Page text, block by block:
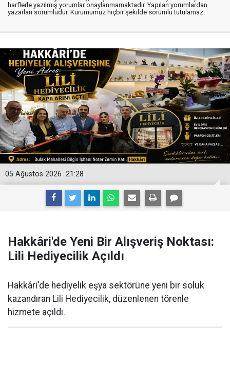
harflerle yazılmış yorumlar onaylanmamaktadır. Yapılan yorumlardan
yazarları sorumludur. Kurumumuz hiçbir şekilde sorumlu tutulamaz.
21:28
05 Ağustos 2026
Hakkâri'de Yeni Bir Alışveriş Noktası:
Lili Hediyecilik Açıldı
Hakkâri'de hediyelik eşya sektörüne yeni bir soluk
kazandıran Lili Hediyecilik, düzenlenen törenle
hizmete açıldı.